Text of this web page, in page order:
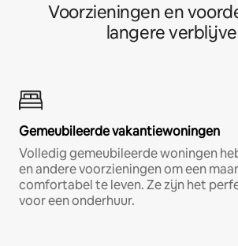
Voorzieningen en
langere
Gemeubileerde vakantiewoningen
Volledig gemeubileerde woningen
en andere voorzieningen om een
comfortabel te leven. Ze zijn het
voor een onderhuur.